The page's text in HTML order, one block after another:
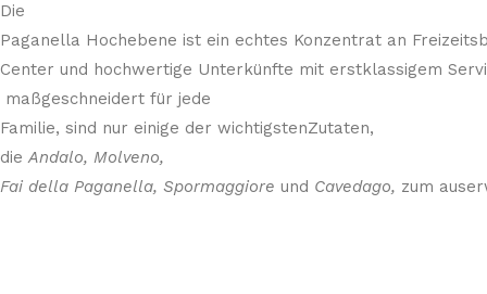
Die
Paganella Hochebene ist ein echtes Konzentrat an
Center und hochwertige Unterkünfte mit erstklassigem
maßgeschneidert für jede
Familie, sind nur einige der wichtigstenZutaten,
dieAndalo, Molveno,
Fai della Paganella, Spormaggiore und Cavedago, zum